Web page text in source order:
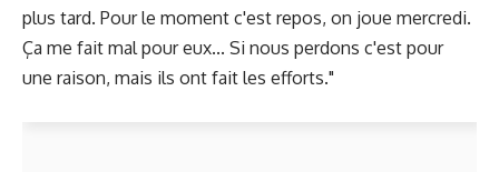
plus tard. Pour le moment c'est repos, on joue mercredi.
Ça me fait mal pour eux... Si nous perdons c'est pour
une raison, mais ils ont fait les efforts."